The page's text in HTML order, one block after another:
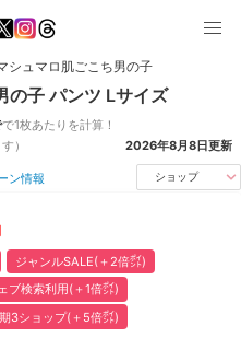
シュマロ肌ごこち男の子
の子 パンツ Lサイズ
で1枚あたりを計算！
）
2026年8月8日更新
ン情報 ショップ
ジャンルSALE(＋2倍㌽)
ブ検索利用(＋1倍㌽)
3ショップ(＋5倍㌽)